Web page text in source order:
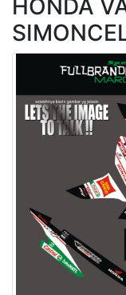
Tagihan
Berjalan
Ganti
Password
Logout
HONDA